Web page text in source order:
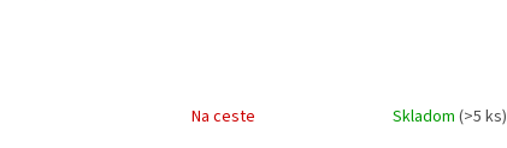
Na ceste Skladom(>5 ks)